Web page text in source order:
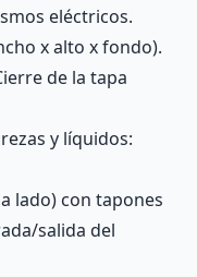
eléctricos.
x alto x fondo).
de la tapa
y líquidos:
lado) con tapones
salida del